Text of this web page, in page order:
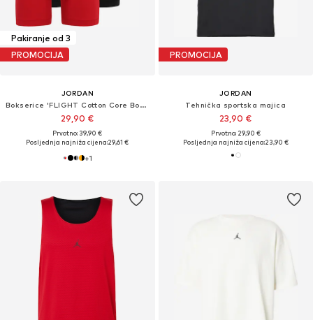
Pakiranje od 3
PROMOCIJA
JORDAN
Bokserice 'FLIGHT Cotton Core Boxer Briefs'
29,90 €
Prvotno: 39,90 €
Posljednja najniža cijena:29,61 €
+1
PROMOCIJA
JORDAN
Tehnička sportska majica
23,90 €
Prvotno: 29,90 €
Posljednja najniža cijena:23,90 €